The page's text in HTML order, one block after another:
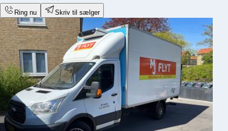
Ring nu Skriv til sælger